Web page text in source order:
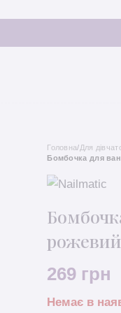
Головна/Для
Бомбочка для
269 грн
Немає в